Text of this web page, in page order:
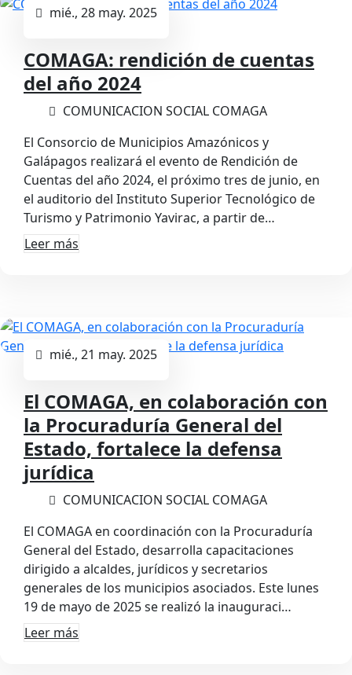
mié., 28 may. 2025
COMAGA: rendición de cuentas
del año 2024
COMUNICACION SOCIAL COMAGA
El Consorcio de Municipios Amazónicos y
Galápagos realizará el evento de Rendición de
Cuentas del año 2024, el próximo tres de junio, en
el auditorio del Instituto Superior Tecnológico de
Turismo y Patrimonio Yavirac, a partir de…
Leer más
mié., 21 may. 2025
El COMAGA, en colaboración con
la Procuraduría General del
Estado, fortalece la defensa
jurídica
COMUNICACION SOCIAL COMAGA
El COMAGA en coordinación con la Procuraduría
General del Estado, desarrolla capacitaciones
dirigido a alcaldes, jurídicos y secretarios
generales de los municipios asociados. Este lunes
19 de mayo de 2025 se realizó la inauguraci…
Leer más